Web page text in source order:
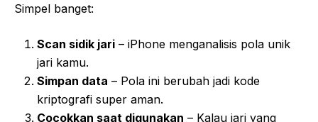
Simpel banget:
Scan sidik jari – iPhone menganalisis pola unik
jari kamu.
Simpan data – Pola ini berubah jadi kode
kriptografi super aman.
Cocokkan saat digunakan – Kalau jari yang